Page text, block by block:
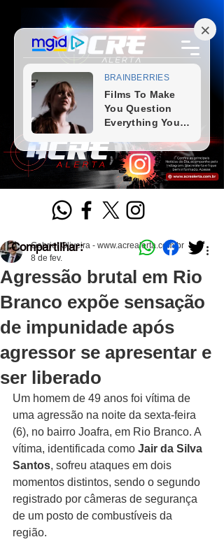
Agressão brutal em Rio
Branco expõe sensação
de impunidade após
agressor se apresentar e
ser liberado
Gabriel Oliveira - www.acrealerta.com.br
8 de fev.
Um homem de 49 anos foi vítima de
uma agressão na noite da sexta-feira
(6), no bairro Joafra, em Rio Branco. A
vítima, identificada como Jair da Silva
Santos, sofreu ataques em dois
momentos distintos, sendo o segundo
registrado por câmeras de segurança
de um posto de combustíveis da
região.
Compartilhar: